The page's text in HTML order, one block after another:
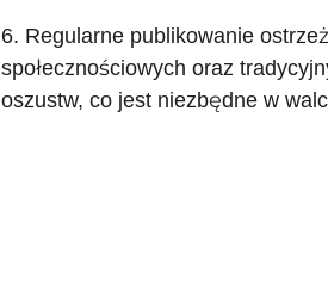
6. Regularne publikowanie
społecznościowych oraz
oszustw, co jest niezbędne w